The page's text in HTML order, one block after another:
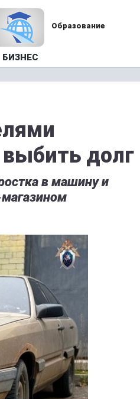
Образование
БИЗНЕС
долг
в машину и